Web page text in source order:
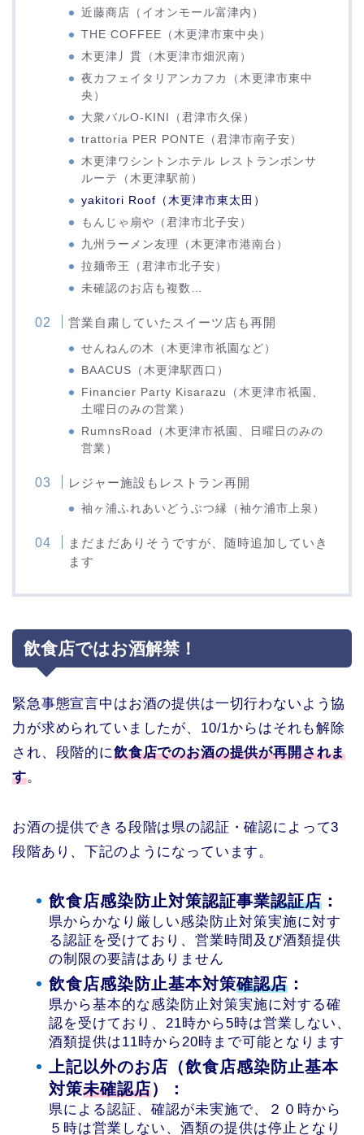
近藤商店（イオンモール富津内）
THE COFFEE（木更津市東中央）
木更津丿貫（木更津市畑沢南）
夜カフェイタリアンカフカ（木更津市東中
央）
大衆バルO-KINI（君津市久保）
trattoria PER PONTE（君津市南子安）
木更津ワシントンホテル レストランボンサ
ルーテ（木更津駅前）
yakitori Roof（木更津市東太田）
もんじゃ扇や（君津市北子安）
九州ラーメン友理（木更津市港南台）
拉麺帝王（君津市北子安）
未確認のお店も複数…
営業自粛していたスイーツ店も再開
せんねんの木（木更津市祇園など）
BAACUS（木更津駅西口）
Financier Party Kisarazu（木更津市祇園、
土曜日のみの営業）
RumnsRoad（木更津市祇園、日曜日のみの
営業）
レジャー施設もレストラン再開
袖ヶ浦ふれあいどうぶつ縁（袖ケ浦市上泉）
まだまだありそうですが、随時追加していき
ます
飲食店ではお酒解禁！
緊急事態宣言中はお酒の提供は一切行わないよう協
力が求められていましたが、10/1からはそれも解除
され、段階的に飲食店でのお酒の提供が再開されま
す。
お酒の提供できる段階は県の認証・確認によって3
段階あり、下記のようになっています。
飲食店感染防止対策認証事業認証店 ：
県からかなり厳しい感染防止対策実施に対す
る認証を受けており、営業時間及び酒類提供
の制限の要請はありません
飲食店感染防止基本対策確認店 ：
県から基本的な感染防止対策実施に対する確
認を受けており、21時から5時は営業しない、
酒類提供は11時から20時まで可能となります
上記以外のお店（飲食店感染防止基本
対策未確認店）：
県による認証、確認が未実施で、２０時から
５時は営業しない、酒類の提供は停止となり